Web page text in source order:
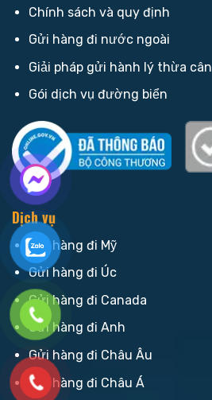
Chính sách và quy định
Gửi hàng đi nước ngoài
Giải pháp gửi hành lý thừa cân
Gói dịch vụ đường biển
Dịch vụ
Gửi hàng đi Mỹ
Gửi hàng đi Úc
Gửi hàng đi Canada
Gửi hàng đi Anh
Gửi hàng đi Châu Âu
Gửi hàng đi Châu Á